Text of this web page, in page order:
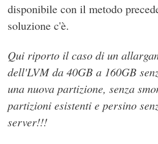
disponibile con il metodo
soluzione c'è.
Qui riporto il caso di un
dell'LVM da 40GB a 160GB
una nuova partizione, senza
partizioni esistenti e persino
server!!!